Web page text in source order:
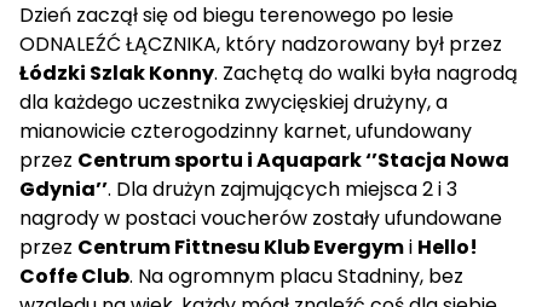
Dzień zaczął się od biegu terenowego po lesie
ODNALEŹĆ ŁĄCZNIKA, który nadzorowany był przez
Łódzki Szlak Konny. Zachętą do walki była nagrodą
dla każdego uczestnika zwycięskiej drużyny, a
mianowicie czterogodzinny karnet, ufundowany
przez Centrum sportu i Aquapark ‘’Stacja Nowa
Gdynia’’. Dla drużyn zajmujących miejsca 2 i 3
nagrody w postaci voucherów zostały ufundowane
przez Centrum Fittnesu Klub Evergymi Hello!
Coffe Club. Na ogromnym placu Stadniny, bez